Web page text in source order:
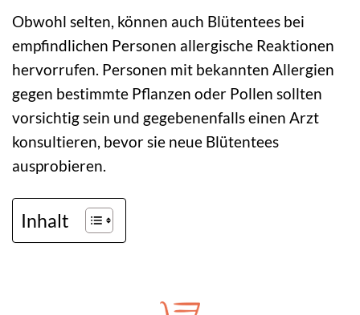
Obwohl selten, können auch Blütentees bei
empfindlichen Personen allergische Reaktionen
hervorrufen. Personen mit bekannten Allergien
gegen bestimmte Pflanzen oder Pollen sollten
vorsichtig sein und gegebenenfalls einen Arzt
konsultieren, bevor sie neue Blütentees
ausprobieren.
Inhalt